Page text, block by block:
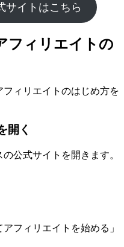
サイトはこちら
フィリエイトの
ィリエイトのはじめ方を
開く
公式サイトを開きます。
フィリエイトを始める」